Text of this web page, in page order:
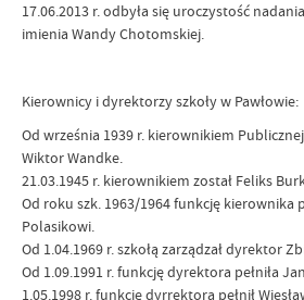
17.06.2013 r. odbyła się uroczystość
imienia Wandy Chotomskiej.
Kierownicy i dyrektorzy szkoły w Pawłowie:
Od września 1939 r. kierownikiem
Wiktor Wandke.
21.03.1945 r. kierownikiem został Feliks
Od roku szk. 1963/1964 funkcję kierownika
Polasikowi.
Od 1.04.1969 r. szkołą zarządzał dyrektor
Od 1.09.1991 r. funkcję dyrektora pełniła
1.05.1998 r. funkcję dyrrektora pełnił